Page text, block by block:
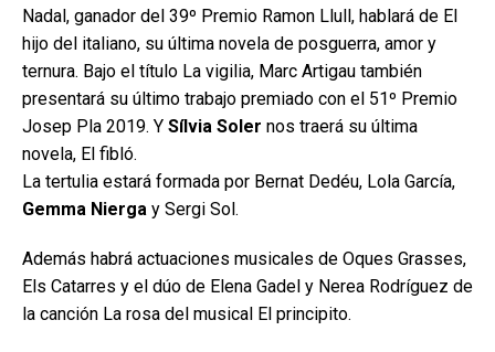
Nadal, ganador del 39º Premio Ramon Llull, hablará de El
hijo del italiano, su última novela de posguerra, amor y
ternura. Bajo el título La vigilia, Marc Artigau también
presentará su último trabajo premiado con el 51º Premio
Josep Pla 2019. Y Sílvia Soler nos traerá su última
novela, El fibló.
La tertulia estará formada por Bernat Dedéu, Lola García,
Gemma Nierga y Sergi Sol.
Además habrá actuaciones musicales de Oques Grasses,
Els Catarres y el dúo de Elena Gadel y Nerea Rodríguez de
la canción La rosa del musical El principito.